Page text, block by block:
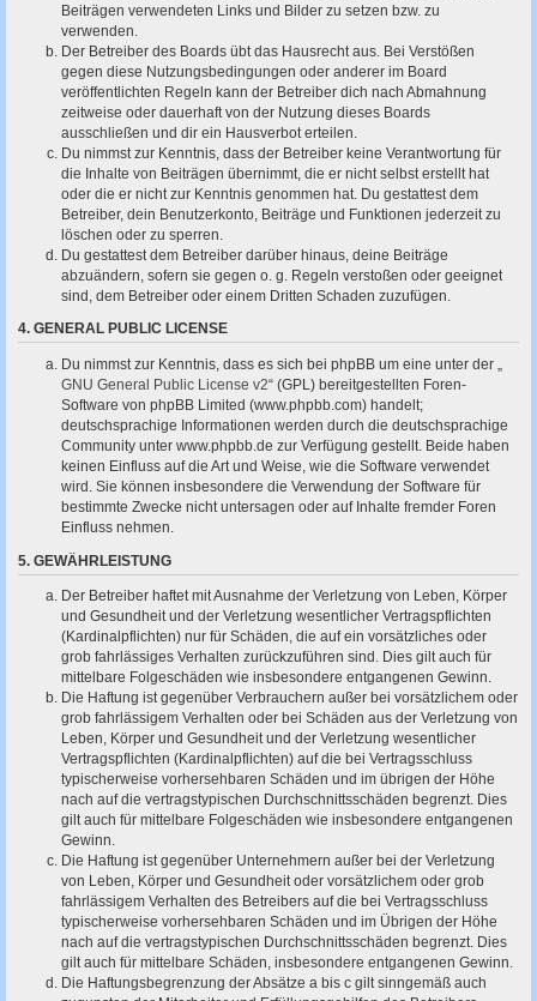
Beiträgen verwendeten Links und Bilder zu setzen bzw. zu
verwenden.
Der Betreiber des Boards übt das Hausrecht aus. Bei Verstößen
gegen diese Nutzungsbedingungen oder anderer im Board
veröffentlichten Regeln kann der Betreiber dich nach Abmahnung
zeitweise oder dauerhaft von der Nutzung dieses Boards
ausschließen und dir ein Hausverbot erteilen.
Du nimmst zur Kenntnis, dass der Betreiber keine Verantwortung für
die Inhalte von Beiträgen übernimmt, die er nicht selbst erstellt hat
oder die er nicht zur Kenntnis genommen hat. Du gestattest dem
Betreiber, dein Benutzerkonto, Beiträge und Funktionen jederzeit zu
löschen oder zu sperren.
Du gestattest dem Betreiber darüber hinaus, deine Beiträge
abzuändern, sofern sie gegen o. g. Regeln verstoßen oder geeignet
sind, dem Betreiber oder einem Dritten Schaden zuzufügen.
4. GENERAL PUBLIC LICENSE
Du nimmst zur Kenntnis, dass es sich bei phpBB um eine unter der „
GNU General Public License v2“ (GPL) bereitgestellten Foren-
Software von phpBB Limited (www.phpbb.com) handelt;
deutschsprachige Informationen werden durch die deutschsprachige
Community unter www.phpbb.de zur Verfügung gestellt. Beide haben
keinen Einfluss auf die Art und Weise, wie die Software verwendet
wird. Sie können insbesondere die Verwendung der Software für
bestimmte Zwecke nicht untersagen oder auf Inhalte fremder Foren
Einfluss nehmen.
5. GEWÄHRLEISTUNG
Der Betreiber haftet mit Ausnahme der Verletzung von Leben, Körper
und Gesundheit und der Verletzung wesentlicher Vertragspflichten
(Kardinalpflichten) nur für Schäden, die auf ein vorsätzliches oder
grob fahrlässiges Verhalten zurückzuführen sind. Dies gilt auch für
mittelbare Folgeschäden wie insbesondere entgangenen Gewinn.
Die Haftung ist gegenüber Verbrauchern außer bei vorsätzlichem oder
grob fahrlässigem Verhalten oder bei Schäden aus der Verletzung von
Leben, Körper und Gesundheit und der Verletzung wesentlicher
Vertragspflichten (Kardinalpflichten) auf die bei Vertragsschluss
typischerweise vorhersehbaren Schäden und im übrigen der Höhe
nach auf die vertragstypischen Durchschnittsschäden begrenzt. Dies
gilt auch für mittelbare Folgeschäden wie insbesondere entgangenen
Gewinn.
Die Haftung ist gegenüber Unternehmern außer bei der Verletzung
von Leben, Körper und Gesundheit oder vorsätzlichem oder grob
fahrlässigem Verhalten des Betreibers auf die bei Vertragsschluss
typischerweise vorhersehbaren Schäden und im Übrigen der Höhe
nach auf die vertragstypischen Durchschnittsschäden begrenzt. Dies
gilt auch für mittelbare Schäden, insbesondere entgangenen Gewinn.
Die Haftungsbegrenzung der Absätze a bis c gilt sinngemäß auch